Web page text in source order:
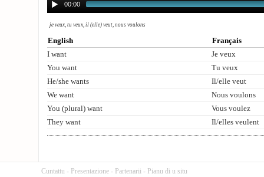
00:00
je veux, tu veux, il (elle) veut, nous voulons
English
Français
I want
Je veux
You want
Tu veux
He/she wants
Il/elle veut
We want
Nous voulons
You (plural) want
Vous voulez
They want
Il/elles veulent
Cuntattu - Presentazione - Partenarii - Pianu di u situ